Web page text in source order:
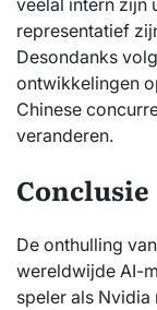
representatief
Desondanks
ontwikkelingen
Chinese
veranderen.
Conclusie
De onthulling
wereldwijde AI-
speler als